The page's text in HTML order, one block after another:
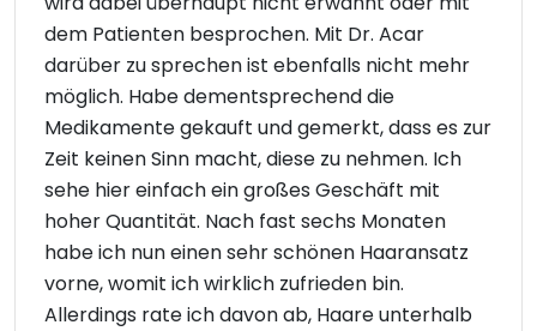
dem Patienten besprochen. Mit Dr. Acar
darüber zu sprechen ist ebenfalls nicht mehr
möglich. Habe dementsprechend die
Medikamente gekauft und gemerkt, dass es zur
Zeit keinen Sinn macht, diese zu nehmen. Ich
sehe hier einfach ein großes Geschäft mit
hoher Quantität. Nach fast sechs Monaten
habe ich nun einen sehr schönen Haaransatz
vorne, womit ich wirklich zufrieden bin.
Allerdings rate ich davon ab, Haare unterhalb